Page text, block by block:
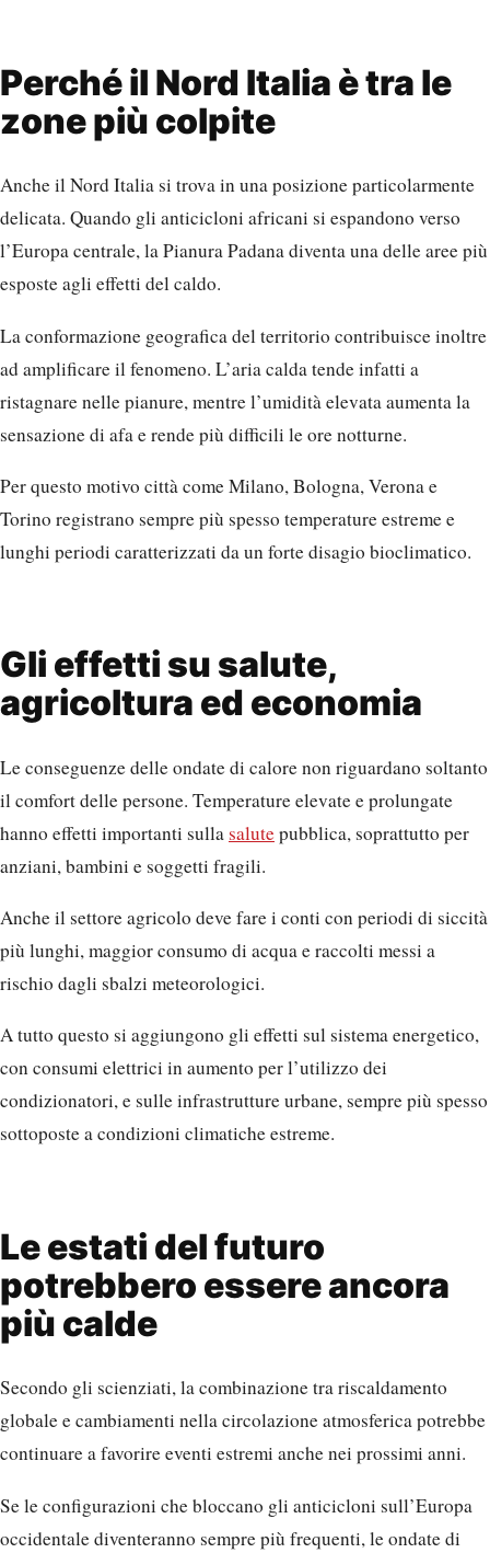
Perché il Nord Italia è tra le
zone più colpite
Anche il Nord Italia si trova in una posizione particolarmente
delicata. Quando gli anticicloni africani si espandono verso
l’Europa centrale, la Pianura Padana diventa una delle aree più
esposte agli effetti del caldo.
La conformazione geografica del territorio contribuisce inoltre
ad amplificare il fenomeno. L’aria calda tende infatti a
ristagnare nelle pianure, mentre l’umidità elevata aumenta la
sensazione di afa e rende più difficili le ore notturne.
Per questo motivo città come Milano, Bologna, Verona e
Torino registrano sempre più spesso temperature estreme e
lunghi periodi caratterizzati da un forte disagio bioclimatico.
Gli effetti su salute,
agricoltura ed economia
Le conseguenze delle ondate di calore non riguardano soltanto
il comfort delle persone. Temperature elevate e prolungate
hanno effetti importanti sullasalutepubblica, soprattutto per
anziani, bambini e soggetti fragili.
Anche il settore agricolo deve fare i conti con periodi di siccità
più lunghi, maggior consumo di acqua e raccolti messi a
rischio dagli sbalzi meteorologici.
A tutto questo si aggiungono gli effetti sul sistema energetico,
con consumi elettrici in aumento per l’utilizzo dei
condizionatori, e sulle infrastrutture urbane, sempre più spesso
sottoposte a condizioni climatiche estreme.
Le estati del futuro
potrebbero essere ancora
più calde
Secondo gli scienziati, la combinazione tra riscaldamento
globale e cambiamenti nella circolazione atmosferica potrebbe
continuare a favorire eventi estremi anche nei prossimi anni.
Se le configurazioni che bloccano gli anticicloni sull’Europa
occidentale diventeranno sempre più frequenti, le ondate di